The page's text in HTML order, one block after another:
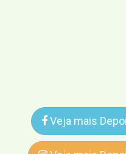
Veja mais